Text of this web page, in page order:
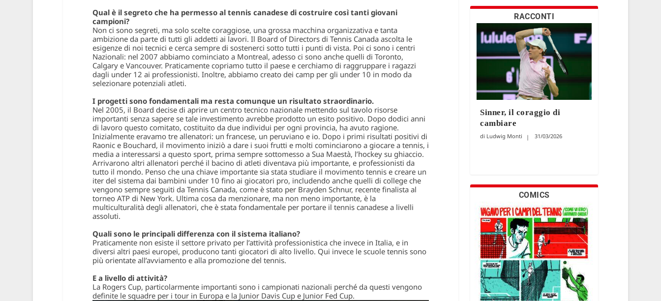
Qual è il segreto che ha permesso al tennis canadese di costruire così tanti giovani
campioni?
Non ci sono segreti, ma solo scelte coraggiose, una grossa macchina organizzativa e tanta
ambizione da parte di tutti gli addetti ai lavori. Il Board of Directors di Tennis Canada ascolta le
esigenze di noi tecnici e cerca sempre di sostenerci sotto tutti i punti di vista. Poi ci sono i centri
Nazionali: nel 2007 abbiamo cominciato a Montreal, adesso ci sono anche quelli di Toronto,
Calgary e Vancouver. Praticamente copriamo tutto il paese e cerchiamo di raggruppare i ragazzi
dagli under 12 ai professionisti. Inoltre, abbiamo creato dei camp per gli under 10 in modo da
selezionare potenziali atleti.
I progetti sono fondamentali ma resta comunque un risultato straordinario.
Nel 2005, il Board decise di aprire un centro tecnico nazionale mettendo sul tavolo risorse
importanti senza sapere se tale investimento avrebbe prodotto un esito positivo. Dopo dodici anni
di lavoro questo comitato, costituito da due individui per ogni provincia, ha avuto ragione.
Inizialmente eravamo tre allenatori: un francese, un peruviano e io. Dopo i primi risultati positivi di
Raonic e Bouchard, il movimento iniziò a dare i suoi frutti e molti cominciarono a giocare a tennis, i
media a interessarsi a questo sport, prima sempre sottomesso a Sua Maestà, l’hockey su ghiaccio.
Arrivarono altri allenatori perché il bacino di atleti diventava più importante, e professionisti da
tutto il mondo. Penso che una chiave importante sia stata studiare il movimento tennis e creare un
iter del sistema dai bambini under 10 fino ai giocatori pro, includendo anche quelli di college che
vengono sempre seguiti da Tennis Canada, come è stato per Brayden Schnur, recente finalista al
torneo ATP di New York. Ultima cosa da menzionare, ma non meno importante, è la
multiculturalità degli allenatori, che è stata fondamentale per portare il tennis canadese a livelli
assoluti.
Quali sono le principali differenza con il sistema italiano?
Praticamente non esiste il settore privato per l’attività professionistica che invece in Italia, e in
diversi altri paesi europei, producono tanti giocatori di alto livello. Qui invece le scuole tennis sono
più orientate all’avviamento e alla promozione del tennis.
E a livello di attività?
La Rogers Cup, particolarmente importanti sono i campionati nazionali perché da questi vengono
definite le squadre per i tour in Europa e la Junior Davis Cup e Junior Fed Cup.
RACCONTI
Sinner, il coraggio di
cambiare
Ludwig Monti 31/03/2026
COMICS